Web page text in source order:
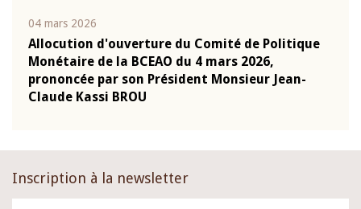
04 mars 2026
Allocution d'ouverture du Comité de Politique
Monétaire de la BCEAO du 4 mars 2026,
prononcée par son Président Monsieur Jean-
Claude Kassi BROU
Inscription à la newsletter